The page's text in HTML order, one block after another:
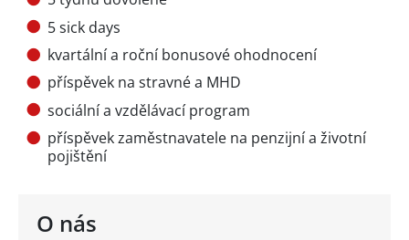
O nás
5 sick days
kvartální a roční bonusové ohodnocení
příspěvek na stravné a MHD
sociální a vzdělávací program
příspěvek zaměstnavatele na penzijní a životní
pojištění